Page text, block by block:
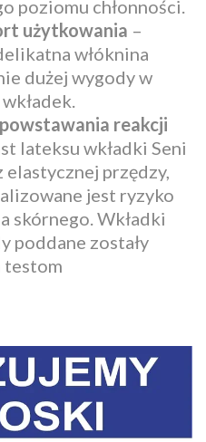
poziomu chłonności.
użytkowania –
włóknina
dużej wygody w
reakcji
lateksu wkładki Seni
elastycznej przędzy,
jest ryzyko
skórnego. Wkładki
poddane zostały
testom